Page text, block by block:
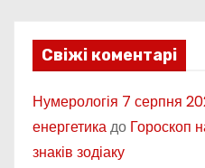
Свіжі коментарі
Нумерологія 7 серпня
енергетикадо Гороскоп
знаків зодіаку